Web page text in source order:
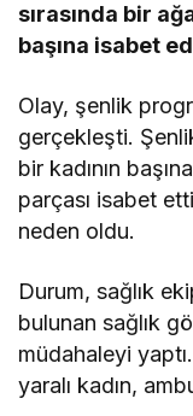
sırasında bir
başına isabet
Olay, şenlik
gerçekleşti.
bir kadının
parçası isabet
neden oldu.
Durum, sağlık
bulunan sağlık
müdahaleyi
yaralı kadın,